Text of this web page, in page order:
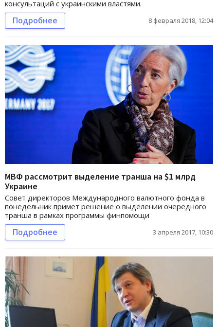
консультаций с украинскими властями.
Подробнее 8 февраля 2018, 12:04
МВФ рассмотрит выделение транша на $1 млрд
Украине
Совет директоров Международного валютного фонда в
понедельник примет решение о выделении очередного
транша в рамках программы финпомощи
Подробнее 3 апреля 2017, 10:30